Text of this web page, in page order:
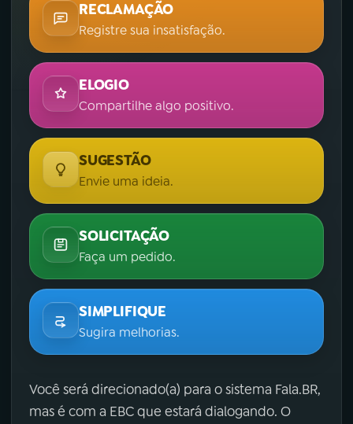
RECLAMAÇÃO
Registre sua insatisfação.
ELOGIO
Compartilhe algo positivo.
SUGESTÃO
Envie uma ideia.
SOLICITAÇÃO
Faça um pedido.
SIMPLIFIQUE
Sugira melhorias.
Você será direcionado(a) para o sistema Fala.BR,
mas é com a EBC que estará dialogando. O